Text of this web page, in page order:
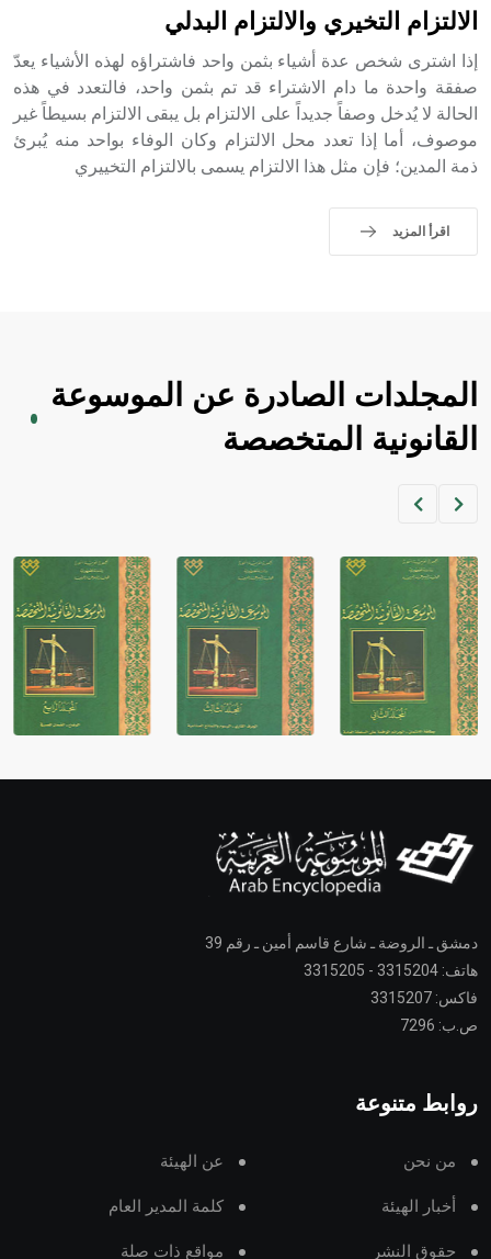
sign تكتب منفصلة غير متصلة، وتعتمد المبدأ الأكوروفوني،
حيث تقتصر القيمة الصوتية للعلامة الك
الالتزام التخيري والالتزام البدلي
إذا اشترى شخص عدة أشياء بثمن واحد فاشتراؤه لهذه الأشياء يعدّ
صفقة واحدة ما دام الاشتراء قد تم بثمن واحد، فالتعدد في هذه
الحالة لا يُدخل وصفاً جديداً على الالتزام بل يبقى الالتزام بسيطاً غير
موصوف، أما إذا تعدد محل الالتزام وكان الوفاء بواحد منه يُبرئ
ذمة المدين؛ فإن مثل هذا الالتزام يسمى بالالتزام التخييري
اقرأ المزيد
المجلدات الصادرة عن الموسوعة
القانونية المتخصصة
دمشق ـ الروضة ـ شارع قاسم أمين ـ رقم 39
هاتف: 3315204 - 3315205
فاكس: 3315207
ص.ب: 7296
روابط متنوعة
من نحن عن الهيئة
أخبار الهيئة كلمة المدير العام
حقوق النشر مواقع ذات صلة